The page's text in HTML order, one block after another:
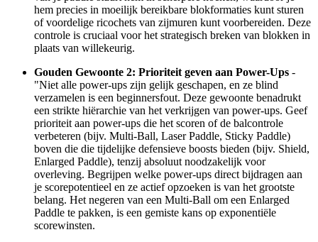
hem precies in moeilijk bereikbare blokformaties kunt sturen
of voordelige ricochets van zijmuren kunt voorbereiden. Deze
controle is cruciaal voor het strategisch breken van blokken in
plaats van willekeurig.
Gouden Gewoonte 2: Prioriteit geven aan Power-Ups -
"Niet alle power-ups zijn gelijk geschapen, en ze blind
verzamelen is een beginnersfout. Deze gewoonte benadrukt
een strikte hiërarchie van het verkrijgen van power-ups. Geef
prioriteit aan power-ups die het scoren of de balcontrole
verbeteren (bijv. Multi-Ball, Laser Paddle, Sticky Paddle)
boven die die tijdelijke defensieve boosts bieden (bijv. Shield,
Enlarged Paddle), tenzij absoluut noodzakelijk voor
overleving. Begrijpen welke power-ups direct bijdragen aan
je scorepotentieel en ze actief opzoeken is van het grootste
belang. Het negeren van een Multi-Ball om een Enlarged
Paddle te pakken, is een gemiste kans op exponentiële
scorewinsten.